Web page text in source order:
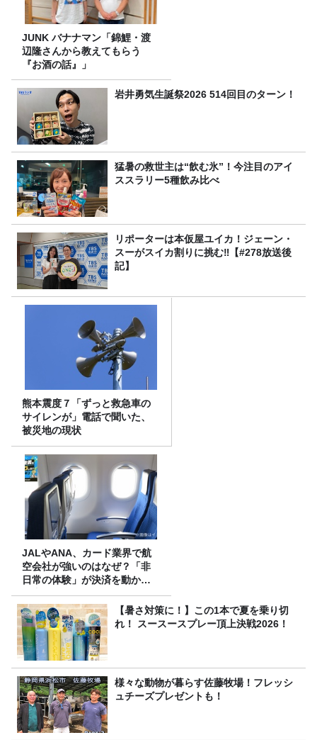
JUNK バナナマン「錦鯉・渡
辺隆さんから教えてもらう
『お酒の話』」
岩井勇気生誕祭2026 514回目のターン！
猛暑の救世主は“飲む氷”！今注目のアイ
ススラリー5種飲み比べ
リポーターは本仮屋ユイカ！ジェーン・
スーがスイカ割りに挑む‼【#278放送後
記】
熊本震度７「ずっと救急車の
サイレンが」電話で聞いた、
被災地の現状
JALやANA、カード業界で航
空会社が強いのはなぜ？「非
日常の体験」が決済を動かす
理由
【暑さ対策に！】この1本で夏を乗り切
れ！ スースースプレー頂上決戦2026！
様々な動物が暮らす佐藤牧場！フレッシ
ュチーズプレゼントも！